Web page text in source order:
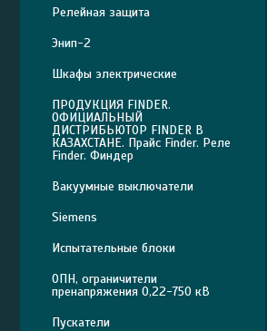
Релейная защита
Энип-2
Шкафы электрические
ПРОДУКЦИЯ FINDER.
ОФИЦИАЛЬНЫЙ
ДИСТРИБЬЮТОР FINDER В
КАЗАХСТАНЕ. Прайс Finder. Реле
Finder. Финдер
Вакуумные выключатели
Siemens
Испытательные блоки
ОПН, ограничители
пренапряжения 0,22-750 кВ
Пускатели